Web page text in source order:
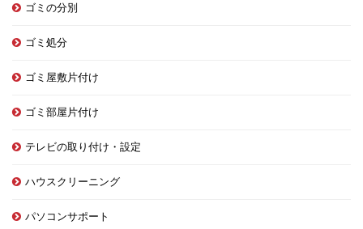
ゴミの分別
ゴミ処分
ゴミ屋敷片付け
ゴミ部屋片付け
テレビの取り付け・設定
ハウスクリーニング
パソコンサポート